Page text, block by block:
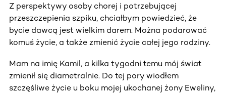
Z perspektywy osoby chorej i potrzebującej
przeszczepienia szpiku, chciałbym powiedzieć, że
bycie dawcą jest wielkim darem. Można podarować
komuś życie, a także zmienić życie całej jego rodziny.
Mam na imię Kamil, a kilka tygodni temu mój świat
zmienił się diametralnie. Do tej pory wiodłem
szczęśliwe życie u boku mojej ukochanej żony Eweliny,